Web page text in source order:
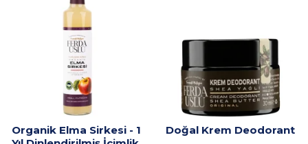
Organik Elma Sirkesi - 1
Doğal Krem Deodorant